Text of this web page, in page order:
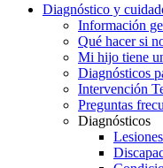
Diagnóstico y
Información
Qué hacer si
Mi hijo tiene
Diagnósticos
Intervención
Preguntas
Diagnósticos